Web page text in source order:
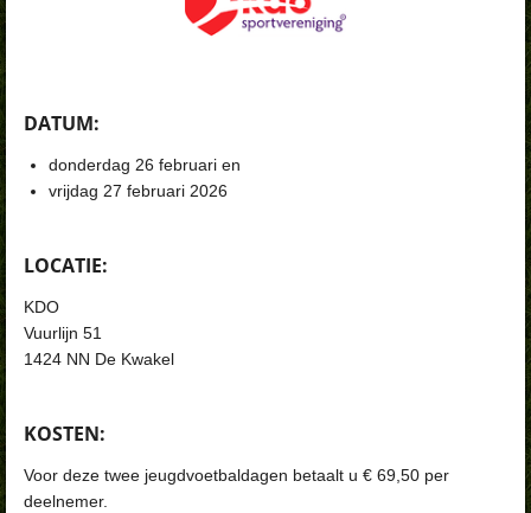
DATUM:
donderdag 26 februari en
vrijdag 27 februari 2026
LOCATIE:
KDO
Vuurlijn 51
1424 NN De Kwakel
KOSTEN:
Voor deze twee jeugdvoetbaldagen betaalt u € 69,50 per
deelnemer.